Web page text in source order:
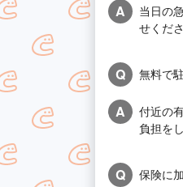
A
当日の
せくださ
Q 無料で
A
付近の
負担を
Q 保険に